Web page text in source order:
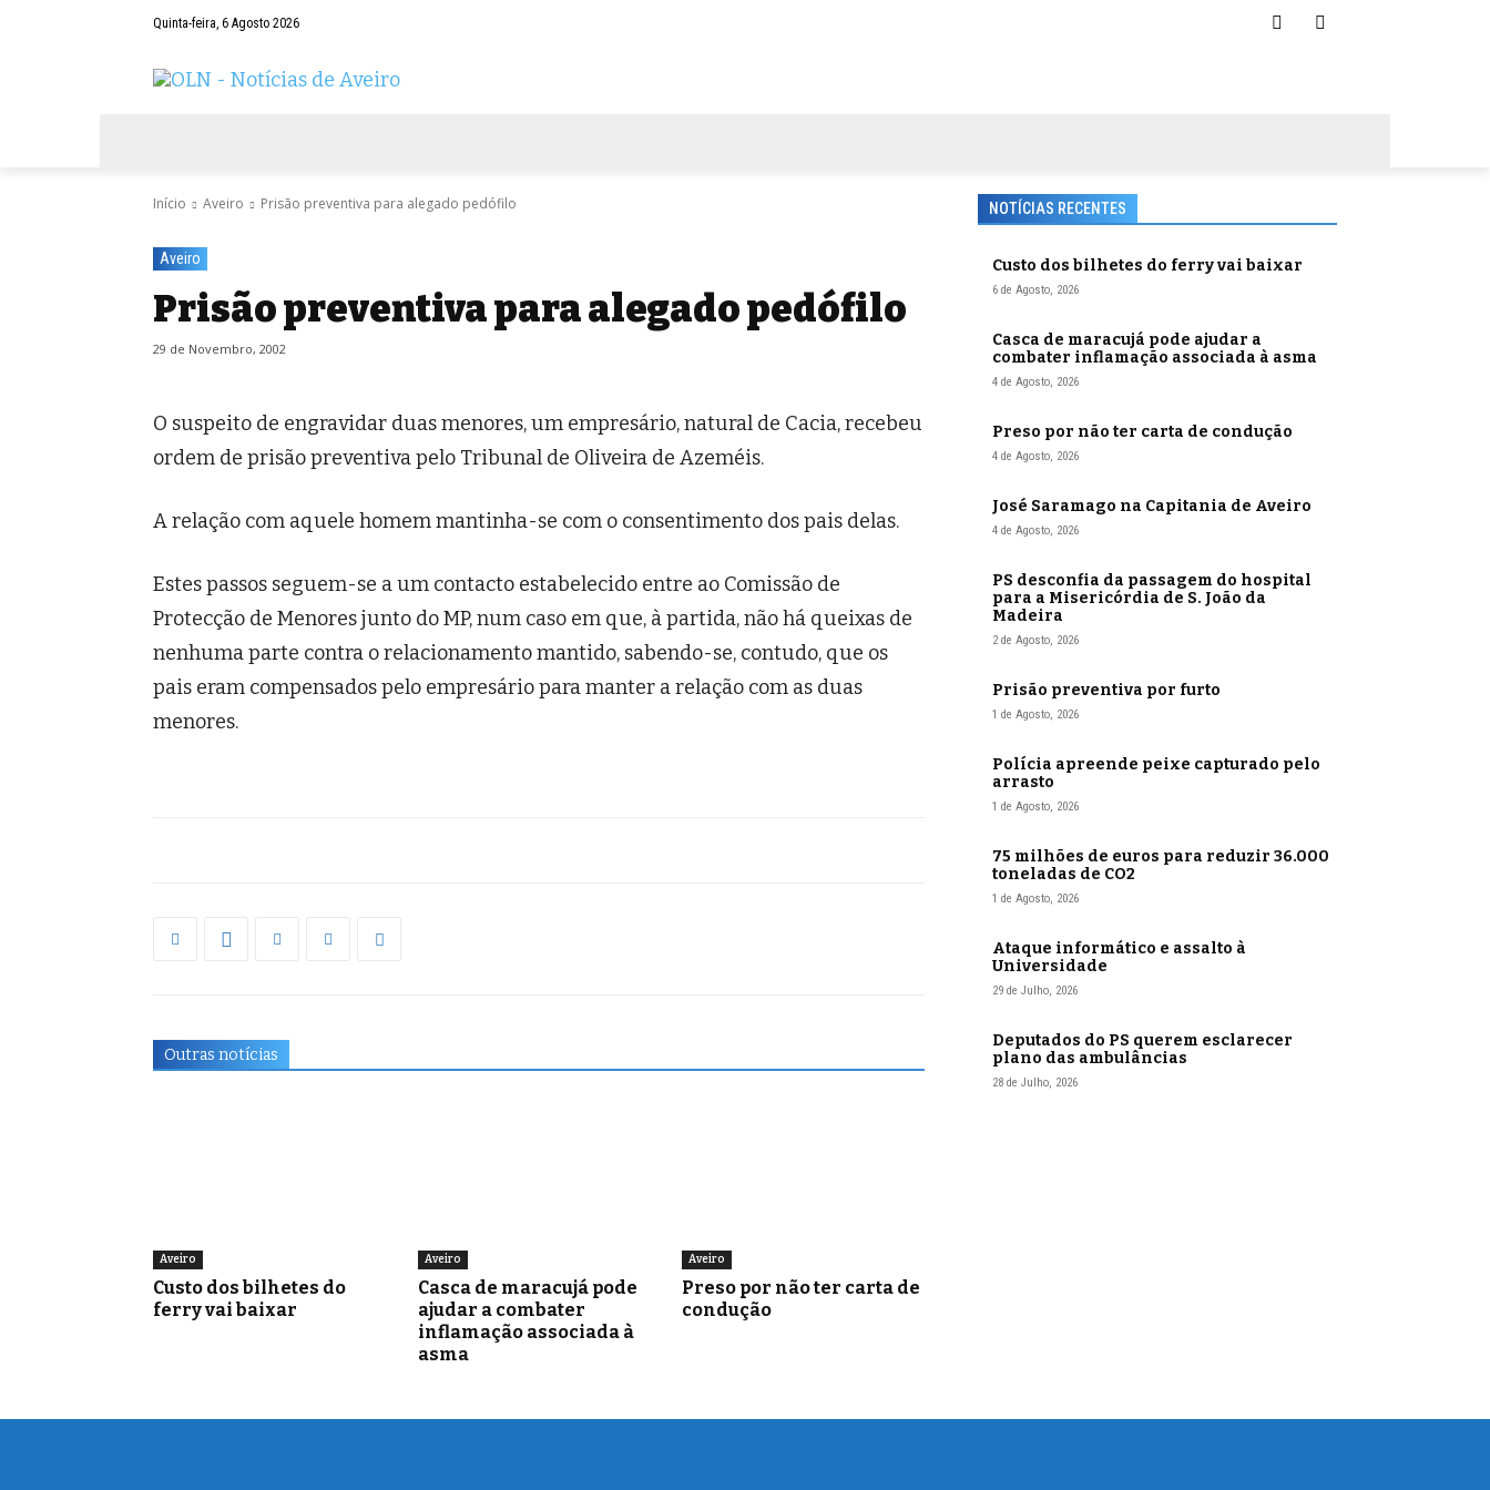
Quinta-feira, 6 Agosto 2026
Início Aveiro Prisão preventiva para alegado pedófilo
Aveiro
Prisão preventiva para alegado pedófilo
29 de Novembro, 2002
O suspeito de engravidar duas menores, um empresário, natural de Cacia, recebeu
ordem de prisão preventiva pelo Tribunal de Oliveira de Azeméis.
A relação com aquele homem mantinha-se com o consentimento dos pais delas.
Estes passos seguem-se a um contacto estabelecido entre ao Comissão de
Protecção de Menores junto do MP, num caso em que, à partida, não há queixas de
nenhuma parte contra o relacionamento mantido, sabendo-se, contudo, que os
pais eram compensados pelo empresário para manter a relação com as duas
menores.
Outras notícias
Aveiro
Custo dos bilhetes do
ferry vai baixar
Aveiro
Casca de maracujá pode
ajudar a combater
inflamação associada à
asma
Aveiro
Preso por não ter carta de
condução
NOTÍCIAS RECENTES
Custo dos bilhetes do ferry vai baixar
6 de Agosto, 2026
Casca de maracujá pode ajudar a
combater inflamação associada à asma
4 de Agosto, 2026
Preso por não ter carta de condução
4 de Agosto, 2026
José Saramago na Capitania de Aveiro
4 de Agosto, 2026
PS desconfia da passagem do hospital
para a Misericórdia de S. João da
Madeira
2 de Agosto, 2026
Prisão preventiva por furto
1 de Agosto, 2026
Polícia apreende peixe capturado pelo
arrasto
1 de Agosto, 2026
75 milhões de euros para reduzir 36.000
toneladas de CO2
1 de Agosto, 2026
Ataque informático e assalto à
Universidade
29 de Julho, 2026
Deputados do PS querem esclarecer
plano das ambulâncias
28 de Julho, 2026